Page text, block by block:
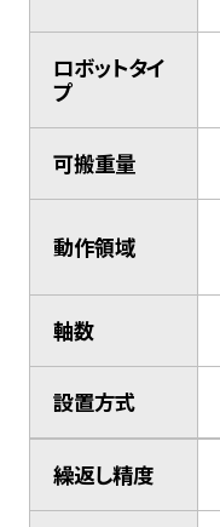
ロボットタイ
プ
可搬重量
動作領域
軸数
設置方式
繰返し精度